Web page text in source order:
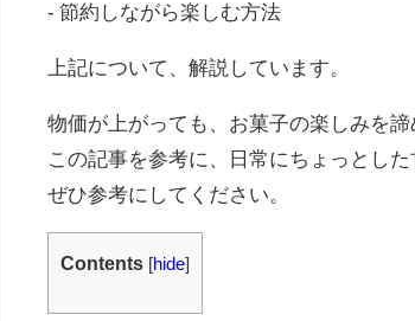
- 節約しながら楽しむ方法
上記について、解説しています。
物価が上がっても、お菓子の楽しみを諦
この記事を参考に、日常にちょっとし
ぜひ参考にしてください。
Contents hide